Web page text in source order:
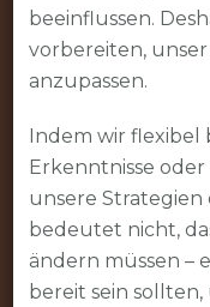
beeinflussen.
vorbereiten,
anzupassen.
Indem wir flexibel
Erkenntnisse
unsere Strategien
bedeutet nicht,
ändern müssen –
bereit sein sollten,